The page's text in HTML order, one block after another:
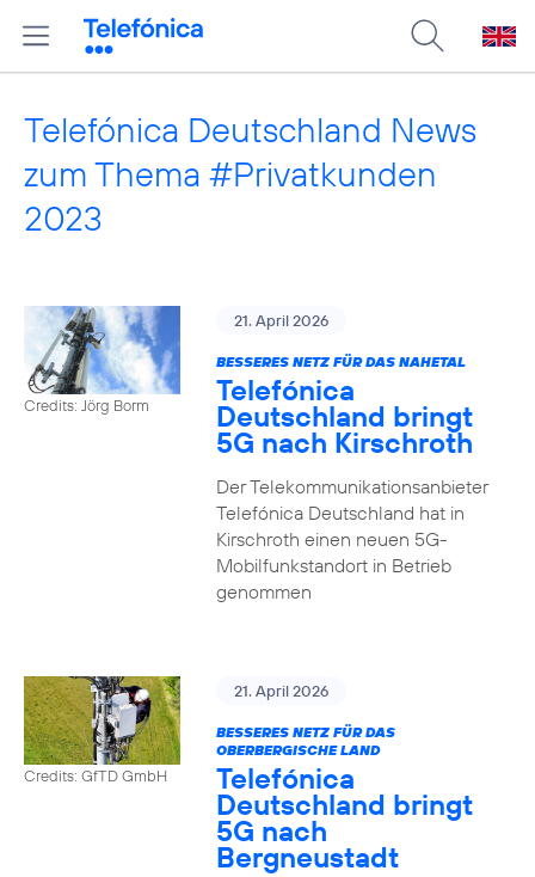
Telefónica Deutschland News
zum Thema #Privatkunden
2023
Credits: Jörg Borm
21. April 2026
BESSERES NETZ FÜR DAS NAHETAL
Telefónica
Deutschland bringt
5G nach Kirschroth
Der Telekommunikationsanbieter
Telefónica Deutschland hat in
Kirschroth einen neuen 5G-
Mobilfunkstandort in Betrieb
genommen
Credits: GfTD GmbH
21. April 2026
BESSERES NETZ FÜR DAS
OBERBERGISCHE LAND
Telefónica
Deutschland bringt
5G nach
Bergneustadt